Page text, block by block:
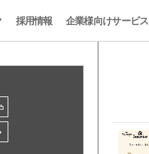
採用情報 企業様向けサービス